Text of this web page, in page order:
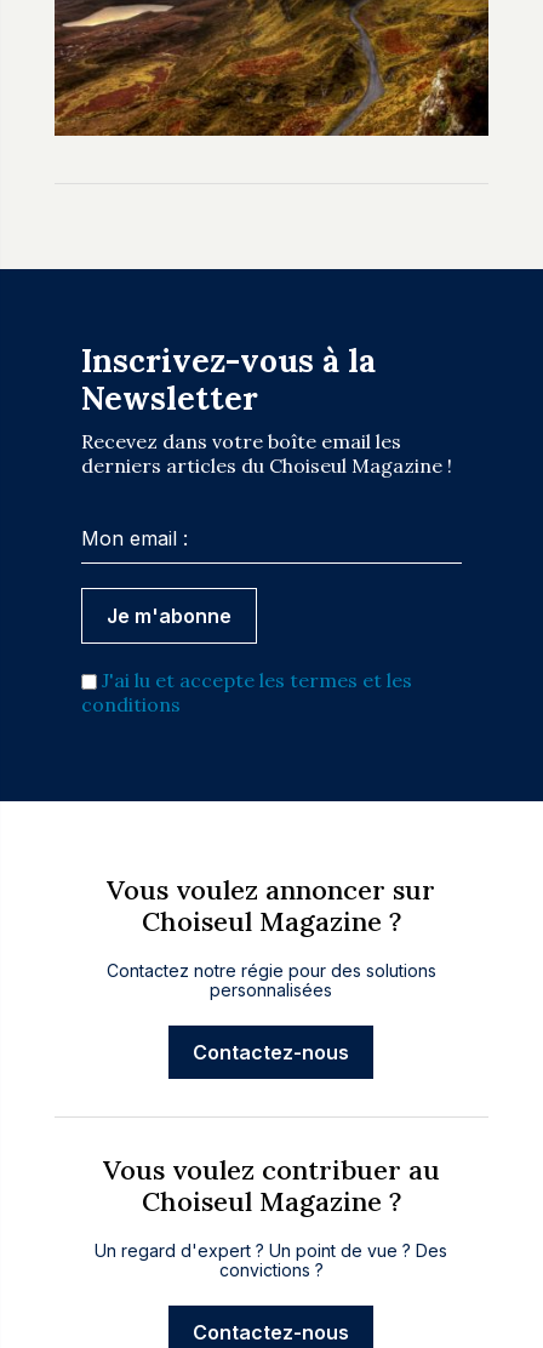
Inscrivez-vous à la
Newsletter
Recevez dans votre boîte email les
derniers articles du Choiseul Magazine !
J'ai lu et accepte les termes et les
conditions
Vous voulez annoncer sur
Choiseul Magazine ?
Contactez notre régie pour des solutions
personnalisées
Contactez-nous
Vous voulez contribuer au
Choiseul Magazine ?
Un regard d'expert ? Un point de vue ? Des
convictions ?
Contactez-nous